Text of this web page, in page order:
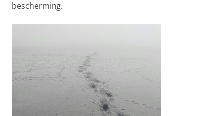
bescherming.